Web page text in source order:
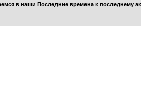
в наши Последние времена к последнему